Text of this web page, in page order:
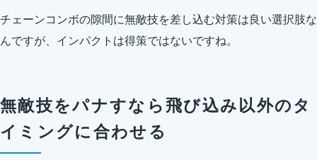
チェーンコンボの隙間に無敵技を差し込む対策は良い選択肢な
んですが、インパクトは得策ではないですね。
無敵技をパナすなら飛び込み以外のタ
イミングに合わせる